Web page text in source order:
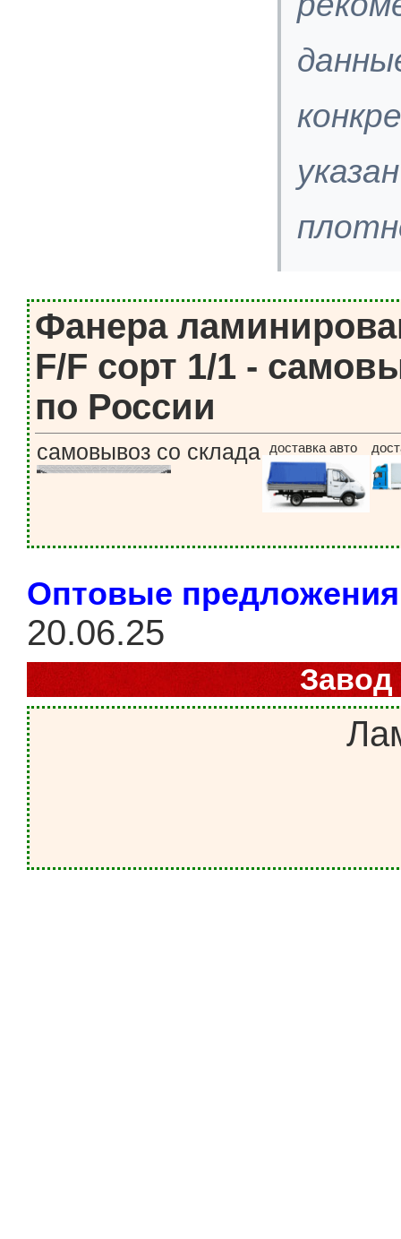
Фанера
F/F сорт 1/1 -
по России
самовывоз со склада доставка авто
Оптовые
20.06.25